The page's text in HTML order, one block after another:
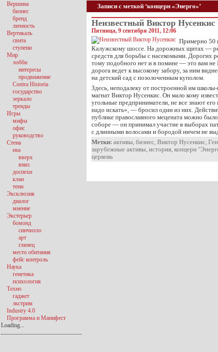
Записи с меткой ‘концерн «Энерго»’
Неизвестный Виктор Нусенкис
Пятница, 9 сентября 2011, 12:06
Примерно 50
Калужскому шоссе. На дорожных щитах —
средств для борьбы с насекомыми. Дорогих
тому подобного нет и в помине — это вам не
дорога ведет к высокому забору, за ним
на детский сад с позолоченным куполом.
Здесь, неподалеку от построенной им
магнат Виктор Нусенкис. Он мало кому
угольные предприниматели, не все знают его
надо искать», — бросил один из них.
публике православного мецената можно
соборе — он принимал участие в выборах
с длинными волосами и бородой ничем не
Метки: активы, бизнес, Виктор Нусенкис,
зарубежные активы, история, концерн
церковь
Вершина
бизнес
бренд
личность
Вертикаль
свита
ступени
Мир
лобби
интересы
продвижение
Contra Historia
государство
зеркало
тренды
Игры
мифы
офис
руководство
Стена
ева
вверх
вниз
доспехи
клан
тени
Эксклюзив
диалог
мнение
Экстерьер
бомонд
синчилло
арт
глянец
место обитания
фейс контроль
Наука
генетика
психология
Техно
гаджет
экстрим
Industry 4.0
Программа и Манифест
Loading...